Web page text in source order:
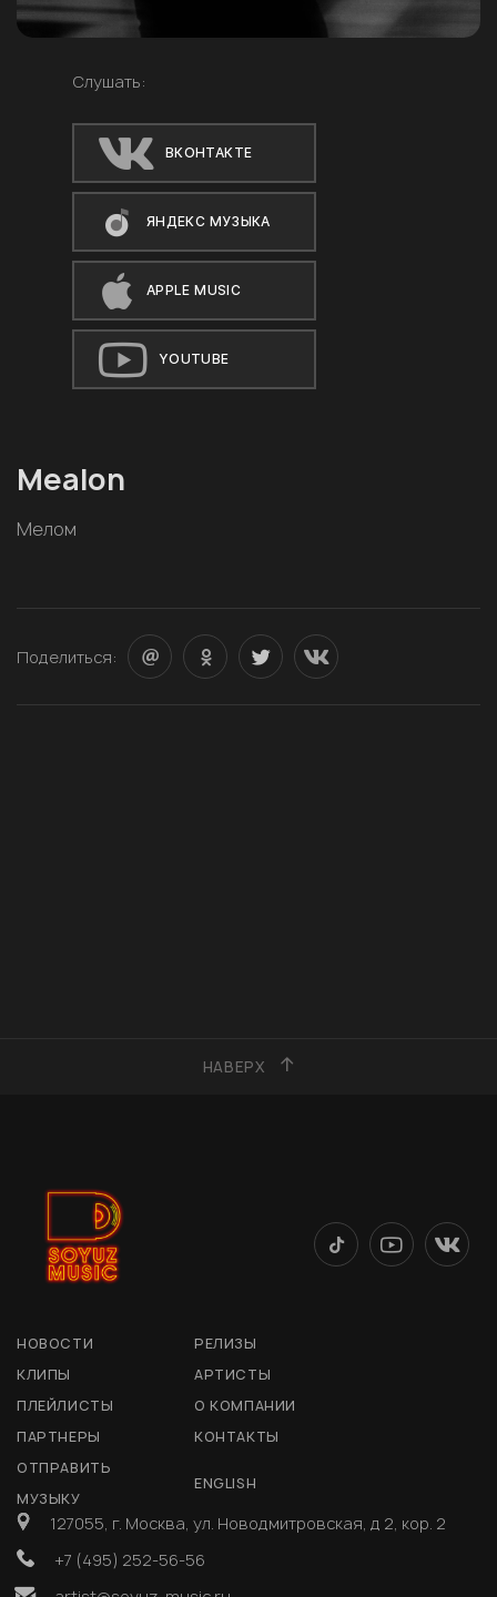
Слушать:
ВКОНТАКТЕ
ЯНДЕКС МУЗЫКА
APPLE MUSIC
YOUTUBE
Mealon
Мелом
Поделиться:
НАВЕРХ
НОВОСТИ
РЕЛИЗЫ
КЛИПЫ
АРТИСТЫ
ПЛЕЙЛИСТЫ
О КОМПАНИИ
ПАРТНЕРЫ
КОНТАКТЫ
ОТПРАВИТЬ
МУЗЫКУ
ENGLISH
127055, г. Москва, ул. Новодмитровская, д 2, кор. 2
+7 (495) 252-56-56